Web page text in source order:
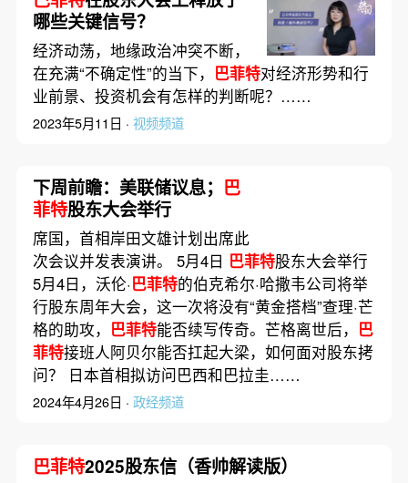
哪些关键信号？
经济动荡，地缘政治冲突不断，
在充满“不确定性”的当下， 巴菲特对经济形势和行
业前景、投资机会有怎样的判断呢？……
2023年5月11日 · 视频频道
下周前瞻：美联储议息； 巴
菲特股东大会举行
席国，首相岸田文雄计划出席此
次会议并发表演讲。 5月4日 巴菲特股东大会举行
5月4日，沃伦·巴菲特的伯克希尔·哈撒韦公司将举
行股东周年大会，这一次将没有“黄金搭档”查理·芒
格的助攻， 巴菲特能否续写传奇。芒格离世后， 巴
菲特接班人阿贝尔能否扛起大梁，如何面对股东拷
问？ 日本首相拟访问巴西和巴拉圭……
2024年4月26日 · 政经频道
巴菲特2025股东信（香帅解读版）